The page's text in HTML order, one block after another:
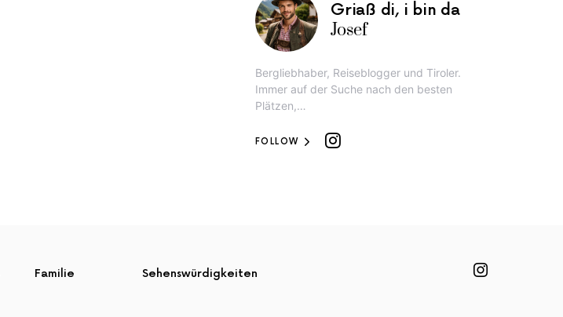
Griaß di, i bin da
Josef
Bergliebhaber, Reiseblogger und Tiroler.
Immer auf der Suche nach den besten
Plätzen,…
FOLLOW
Familie Sehenswürdigkeiten